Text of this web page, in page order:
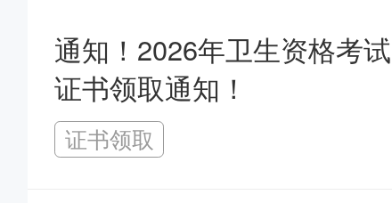
通知！2026年卫生资格考试
证书领取通知！
证书领取